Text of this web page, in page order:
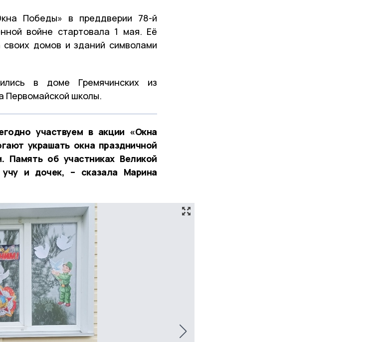
Победы» в преддверии 78-й
войне стартовала 1 мая. Её
домов и зданий символами
в доме Гремячинских из
Первомайской школы.
участвуем в акции «Окна
украшать окна праздничной
об участниках Великой
и дочек, – сказала Марина